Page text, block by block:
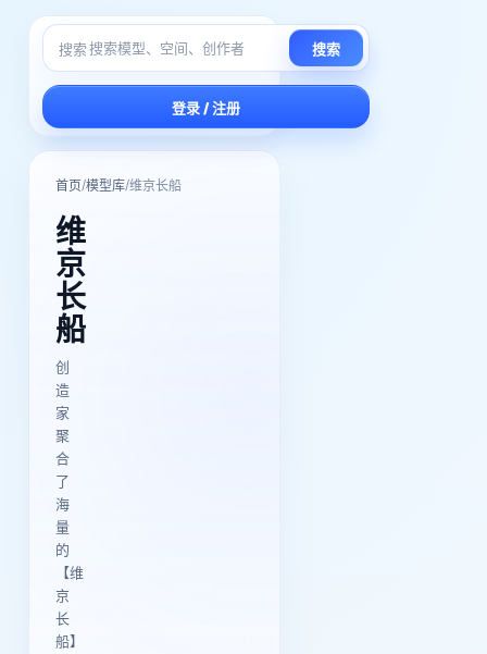
搜索 搜索
登录 / 注册
首页/模型库/维京长船
维
京
长
船
创
造
家
聚
合
了
海
量
的
【维
京
长
船】